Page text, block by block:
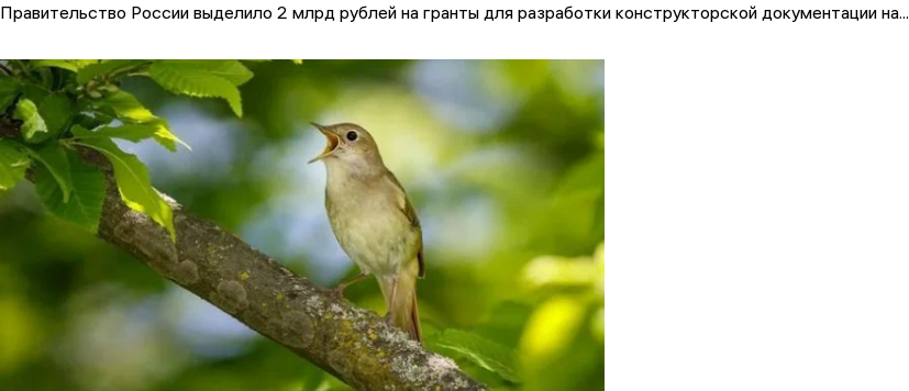
Правительство России выделило 2 млрд рублей на гранты для разработки конструкторской документации на...